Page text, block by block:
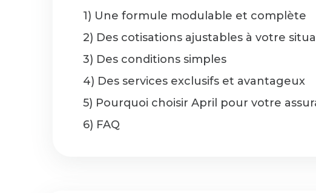
1) Une formule modulable et complète
2) Des cotisations ajustables à votre
3) Des conditions simples
4) Des services exclusifs et avantageux
5) Pourquoi choisir April pour votre
6) FAQ